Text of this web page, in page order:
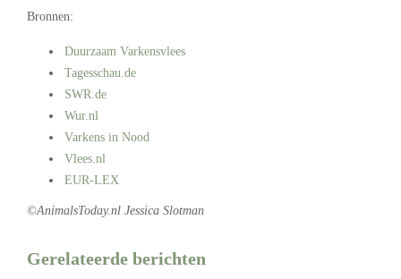
Bronnen:
Duurzaam Varkensvlees
Tagesschau.de
SWR.de
Wur.nl
Varkens in Nood
Vlees.nl
EUR-LEX
©AnimalsToday.nl Jessica Slotman
Gerelateerde berichten